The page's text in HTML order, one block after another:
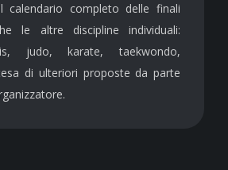
calendario completo delle finali
le altre discipline individuali:
judo, karate, taekwondo,
di ulteriori proposte da parte